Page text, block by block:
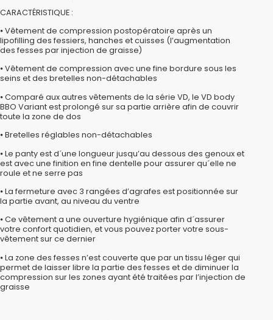
CARACTÉRISTIQUE :
⦁ Vêtement de compression postopératoire après un
lipofilling des fessiers, hanches et cuisses (l’augmentation
des fesses par injection de graisse)
⦁ Vêtement de compression avec une fine bordure sous les
seins et des bretelles non-détachables
⦁ Comparé aux autres vêtements de la série VD, le VD body
BBO Variant est prolongé sur sa partie arrière afin de couvrir
toute la zone de dos
⦁ Bretelles réglables non-détachables
⦁ Le panty est d´une longueur jusqu’au dessous des genoux et
est avec une finition en fine dentelle pour assurer qu´elle ne
roule et ne serre pas
⦁ La fermeture avec 3 rangées d’agrafes est positionnée sur
la partie avant, au niveau du ventre
⦁ Ce vêtement a une ouverture hygiénique afin d´assurer
votre confort quotidien, et vous pouvez porter votre sous-
vêtement sur ce dernier
⦁ La zone des fesses n’est couverte que par un tissu léger qui
permet de laisser libre la partie des fesses et de diminuer la
compression sur les zones ayant été traitées par l’injection de
graisse